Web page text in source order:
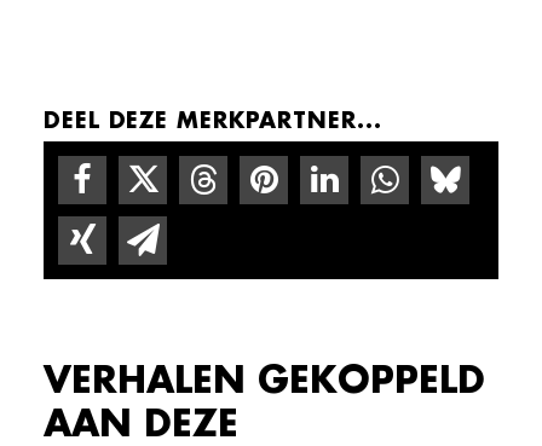
DEEL DEZE MERKPARTNER...
VERHALEN GEKOPPELD
AAN DEZE